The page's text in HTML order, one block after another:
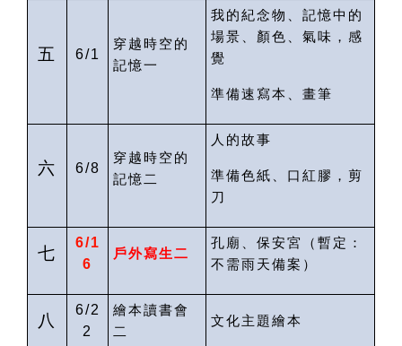
五 6/1
穿越時空的
記憶一
我的紀念物、記憶中的
場景、顏色、氣味，感
覺
準備速寫本、畫筆
六 6/8
穿越時空的
記憶二
人的故事
準備色紙、口紅膠，剪
刀
七
6/1
6
戶外寫生二
孔廟、保安宮（暫定：
不需雨天備案 ）
八
6/2
2
繪本讀書會
二
文化主題繪本